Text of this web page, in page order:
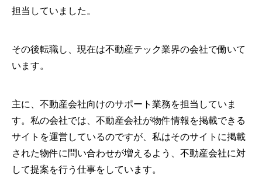
担当していました。
その後転職し、現在は不動産テック業界の会社で働いて
います。
主に、不動産会社向けのサポート業務を担当していま
す。私の会社では、不動産会社が物件情報を掲載できる
サイトを運営しているのですが、私はそのサイトに掲載
された物件に問い合わせが増えるよう、不動産会社に対
して提案を行う仕事をしています。